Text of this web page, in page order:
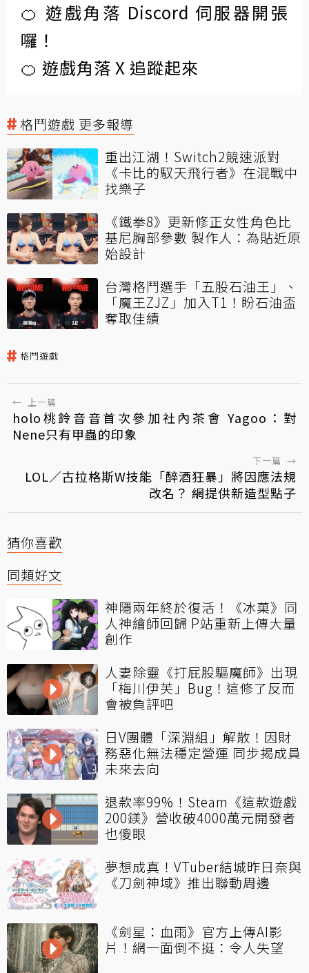
🍊 遊戲角落 Discord 伺服器開張
囉！
🍊 遊戲角落 X 追蹤起來
格鬥遊戲 更多報導
重出江湖！Switch2競速派對
《卡比的馭天飛行者》在混戰中
找樂子
《鐵拳8》更新修正女性角色比
基尼胸部參數 製作人：為貼近原
始設計
台灣格鬥選手「五股石油王」、
「魔王ZJZ」加入T1！盼石油盃
奪取佳績
格鬥遊戲
← 上一篇
holo桃鈴音音首次參加社內茶會 Yagoo：對
Nene只有甲蟲的印象
下一篇 →
LOL／古拉格斯W技能「醉酒狂暴」將因應法規
改名？ 網提供新造型點子
猜你喜歡
同類好文
神隱兩年終於復活！《冰菓》同
人神繪師回歸 P站重新上傳大量
創作
人妻除靈《打屁股驅魔師》出現
「梅川伊芙」Bug！這修了反而
會被負評吧
日V團體「深淵組」解散！因財
務惡化無法穩定營運 同步揭成員
未來去向
退款率99%！Steam《這款遊戲
200鎂》營收破4000萬元開發者
也傻眼
夢想成真！VTuber結城昨日奈與
《刀劍神域》推出聯動周邊
《劍星：血雨》官方上傳AI影
片！網一面倒不挺：令人失望